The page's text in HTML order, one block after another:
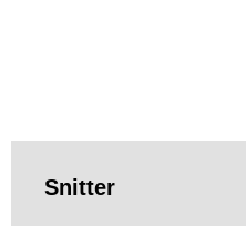
Snitter